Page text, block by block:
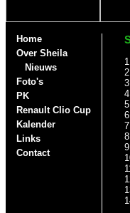
Home
Over Sheila
Nieuws
Foto's
PK
Renault Clio Cup
Kalender
Links
Contact
1
2
3
4
5
6
7
8
9